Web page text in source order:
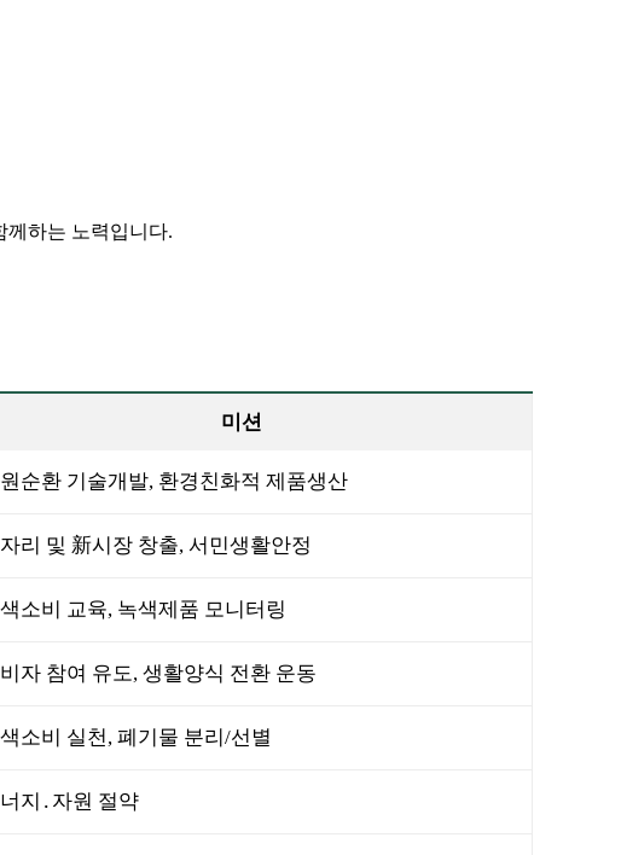
께하는 노력입니다.
미션
순환 기술개발, 환경친화적 제품생산
리 및 新시장 창출, 서민생활안정
소비 교육, 녹색제품 모니터링
자 참여 유도, 생활양식 전환 운동
소비 실천, 폐기물 분리/선별
지․자원 절약